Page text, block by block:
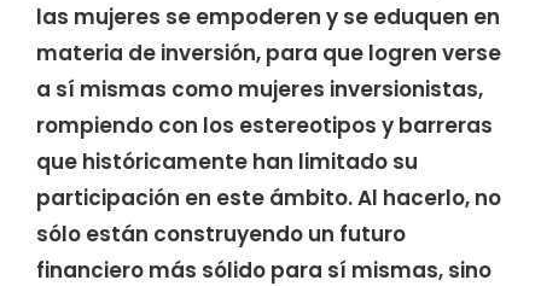
las mujeres se empoderen y se eduquen en
materia de inversión, para que logren verse
a sí mismas como mujeres inversionistas,
rompiendo con los estereotipos y barreras
que históricamente han limitado su
participación en este ámbito. Al hacerlo, no
sólo están construyendo un futuro
financiero más sólido para sí mismas, sino